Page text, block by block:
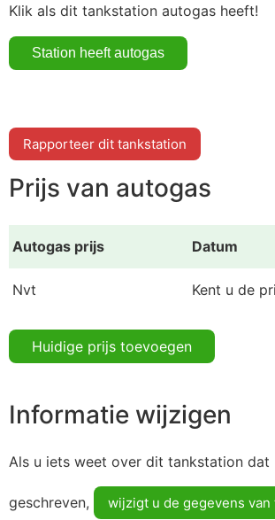
Klik als dit tankstation autogas heeft!
Rapporteer dit tankstation
Prijs van autogas
Autogas prijs Datum
Nvt Kent u de
Huidige prijs toevoegen
Informatie wijzigen
Als u iets weet over dit tankstation dat
geschreven, wijzigt u de gegevens van